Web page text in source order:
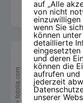
Stress und Druck
auf „Alle
von nicht
einzuwilligen
wenn Sie
können
detaillierte
und deren
können die
aufrufen und
jederzeit
unserer